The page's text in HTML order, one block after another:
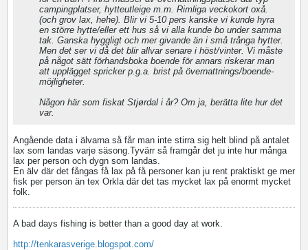
campingplatser, hytteutleige m.m. Rimliga veckokort oxå.
(och grov lax, hehe). Blir vi 5-10 pers kanske vi kunde hyra
en större hytte/eller ett hus så vi alla kunde bo under samma
tak. Ganska hyggligt och mer givande än i små trånga hytter.
Men det ser vi då det blir allvar senare i höst/vinter. Vi måste
på något sätt förhandsboka boende för annars riskerar man
att upplägget spricker p.g.a. brist på övernattnings/boende-
möjligheter.
Någon här som fiskat Stjørdal i år? Om ja, berätta lite hur det
var.
Angående data i älvarna så får man inte stirra sig helt blind på antalet
lax som landas varje säsong.Tyvärr så framgår det ju inte hur många
lax per person och dygn som landas.
En älv där det fångas få lax på få personer kan ju rent praktiskt ge mer
fisk per person än tex Orkla där det tas mycket lax på enormt mycket
folk.
A bad days fishing is better than a good day at work.
http://tenkarasverige.blogspot.com/